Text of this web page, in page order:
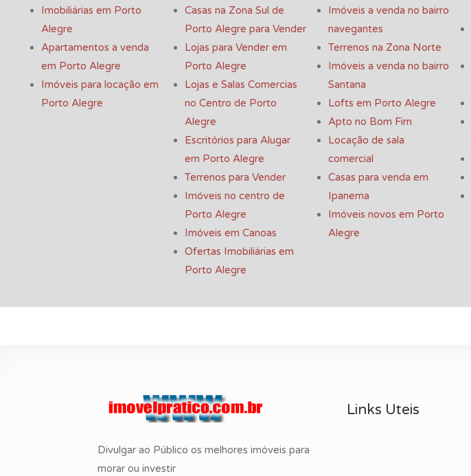
Imobiliárias em Porto
Alegre
Apartamentos a venda
em Porto Alegre
Imóveis para locação em
Porto Alegre
Casas na Zona Sul de
Porto Alegre para Vender
Lojas para Vender em
Porto Alegre
Lojas e Salas Comercias
no Centro de Porto
Alegre
Escritórios para Alugar
em Porto Alegre
Terrenos para Vender
Imóveis no centro de
Porto Alegre
Imóveis em Canoas
Ofertas Imobiliárias em
Porto Alegre
Imóveis a venda no bairro
navegantes
Terrenos na Zona Norte
Imóveis a venda no bairro
Santana
Lofts em Porto Alegre
Apto no Bom Fim
Locação de sala
comercial
Casas para venda em
Ipanema
Imóveis novos em Porto
Alegre
Divulgar ao Público os melhores imóveis para
morar ou investir
Links Uteis